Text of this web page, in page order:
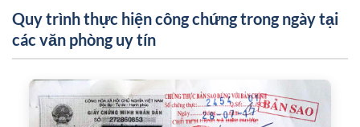
Quy trình thực hiện công chứng trong ngày tại
các văn phòng uy tín